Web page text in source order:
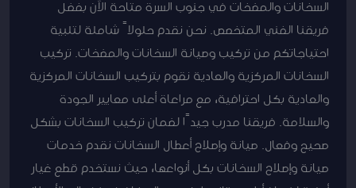
السخانات والمضخات في جنوب السرة متاحة الآن بفضل
فريقنا الفني المتخصص. نحن نقدم حلولاً شاملة لتلبية
احتياجاتكم من تركيب وصيانة السخانات والمضخات. تركيب
السخانات المركزية والعادية نقوم بتركيب السخانات المركزية
والعادية بكل احترافية، مع مراعاة أعلى معايير الجودة
والسلامة. فريقنا مدرب جيدًا لضمان تركيب السخانات بشكل
صحيح وفعال. صيانة وإصلاح أعطال السخانات نقدم خدمات
صيانة وإصلاح السخانات بكل أنواعها، حيث نستخدم قطع غيار